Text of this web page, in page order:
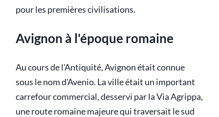
pour les premières civilisations.
Avignon à l'époque romaine
Au cours de l'Antiquité, Avignon était connue
sous le nom d'Avenio. La ville était un important
carrefour commercial, desservi par la Via Agrippa,
une route romaine majeure qui traversait le sud